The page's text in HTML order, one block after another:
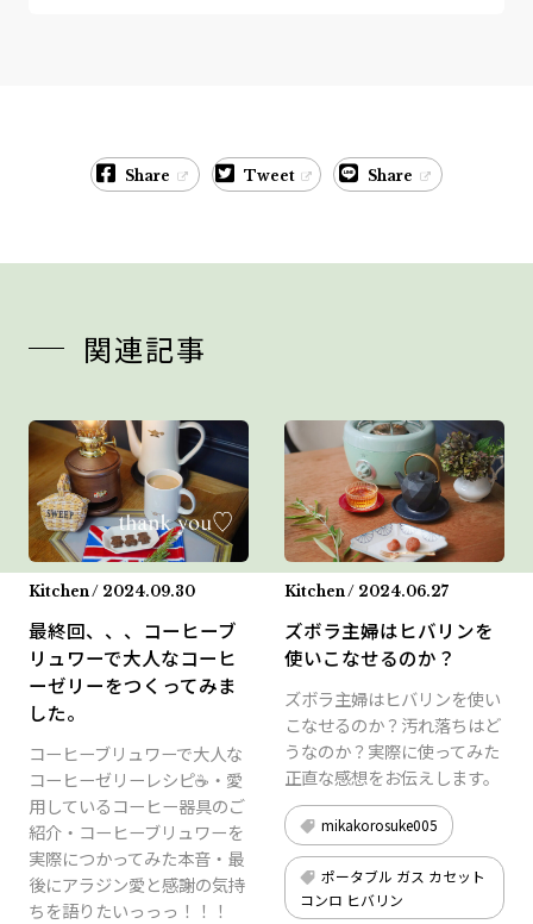
Share Tweet Share
関連記事
Kitchen / 2024.09.30
最終回、、、コーヒーブ
リュワーで大人なコーヒ
ーゼリーをつくってみま
した。
コーヒーブリュワーで大人な
コーヒーゼリーレシピ☕️・愛
用しているコーヒー器具のご
紹介・コーヒーブリュワーを
実際につかってみた本音・最
後にアラジン愛と感謝の気持
ちを語りたいっっっ！！！
Kitchen / 2024.06.27
ズボラ主婦はヒバリンを
使いこなせるのか？
ズボラ主婦はヒバリンを使い
こなせるのか？汚れ落ちはど
うなのか？実際に使ってみた
正直な感想をお伝えします。
mikakorosuke005
ポータブル ガス カセット
コンロ ヒバリン